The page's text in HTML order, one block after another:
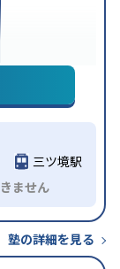
三ツ境駅
ません
塾の詳細を見る